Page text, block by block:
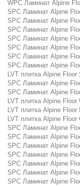
WPC Ламинат Alpine
SPC Ламинат Alpine
SPC Ламинат Alpine
SPC Ламинат Alpine
SPC Ламинат Alpine
SPC Ламинат Alpine
SPC Ламинат Alpine
SPC Ламинат Alpine
LVT плитка Alpine Floor
SPC Ламинат Alpine
SPC Ламинат Alpine
LVT плитка Alpine Floor
LVT плитка Alpine Floor
LVT плитка Alpine Floor
SPC Ламинат Alpine
SPC Ламинат Alpine
SPC Ламинат Alpine
SPC Ламинат Alpine
SPC Ламинат Alpine
SPC Ламинат Alpine
SPC Ламинат Alpine